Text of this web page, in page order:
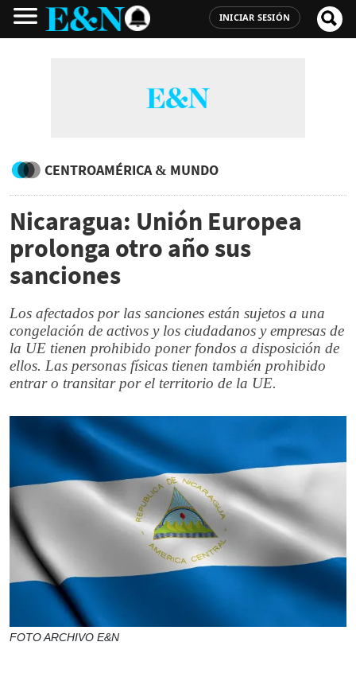
INICIAR SESIÓN
CENTROAMÉRICA & MUNDO
Nicaragua: Unión Europea
prolonga otro año sus
sanciones
Los afectados por las sanciones están sujetos a una
congelación de activos y los ciudadanos y empresas de
la UE tienen prohibido poner fondos a disposición de
ellos. Las personas físicas tienen también prohibido
entrar o transitar por el territorio de la UE.
FOTO ARCHIVO E&N